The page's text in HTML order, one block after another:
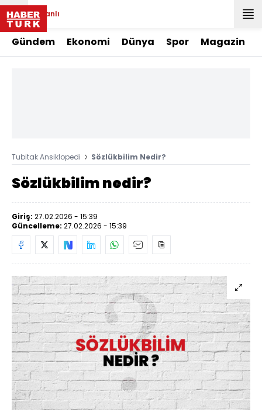
Canlı
Gündem Ekonomi Dünya Spor Magazin
Tubitak Ansiklopedi Sözlükbilim Nedir?
Sözlükbilim nedir?
Giriş: 27.02.2026 - 15:39
Güncelleme: 27.02.2026 - 15:39